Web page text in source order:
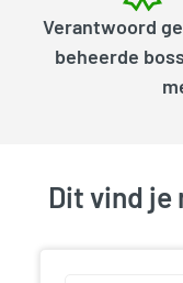
Verantwoord
beheerde
Dit vind